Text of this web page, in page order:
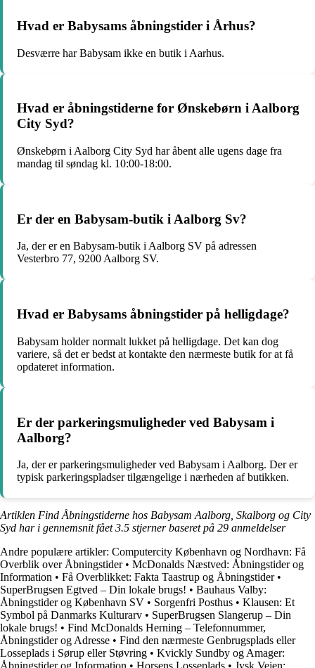
Hvad er Babysams åbningstider i Århus?
Desværre har Babysam ikke en butik i Aarhus.
Hvad er åbningstiderne for Ønskebørn i Aalborg
City Syd?
Ønskebørn i Aalborg City Syd har åbent alle ugens dage fra
mandag til søndag kl. 10:00-18:00.
Er der en Babysam-butik i Aalborg Sv?
Ja, der er en Babysam-butik i Aalborg SV på adressen
Vesterbro 77, 9200 Aalborg SV.
Hvad er Babysams åbningstider på helligdage?
Babysam holder normalt lukket på helligdage. Det kan dog
variere, så det er bedst at kontakte den nærmeste butik for at få
opdateret information.
Er der parkeringsmuligheder ved Babysam i
Aalborg?
Ja, der er parkeringsmuligheder ved Babysam i Aalborg. Der er
typisk parkeringspladser tilgængelige i nærheden af butikken.
Artiklen Find Åbningstiderne hos Babysam Aalborg, Skalborg og City
Syd har i gennemsnit fået3.5 stjerner baseret på 29 anmeldelser
Andre populære artikler: Computercity København og Nordhavn: Få
Overblik over Åbningstider• McDonalds Næstved: Åbningstider og
Information • Få Overblikket: Fakta Taastrup og Åbningstider•
SuperBrugsen Egtved – Din lokale brugs! • Bauhaus Valby:
Åbningstider og København SV • Sorgenfri Posthus • Klausen: Et
Symbol på Danmarks Kulturarv • SuperBrugsen Slangerup – Din
lokale brugs! • Find McDonalds Herning – Telefonnummer,
Åbningstider og Adresse • Find den nærmeste Genbrugsplads eller
Losseplads i Sørup eller Støvring • Kvickly Sundby og Amager: